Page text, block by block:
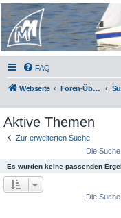
Micro Magic
Deutschland
FAQ
Webseite Foren-Übersicht
Aktive Themen
Zur erweiterten Suche
Die
Es wurden keine passenden
Die